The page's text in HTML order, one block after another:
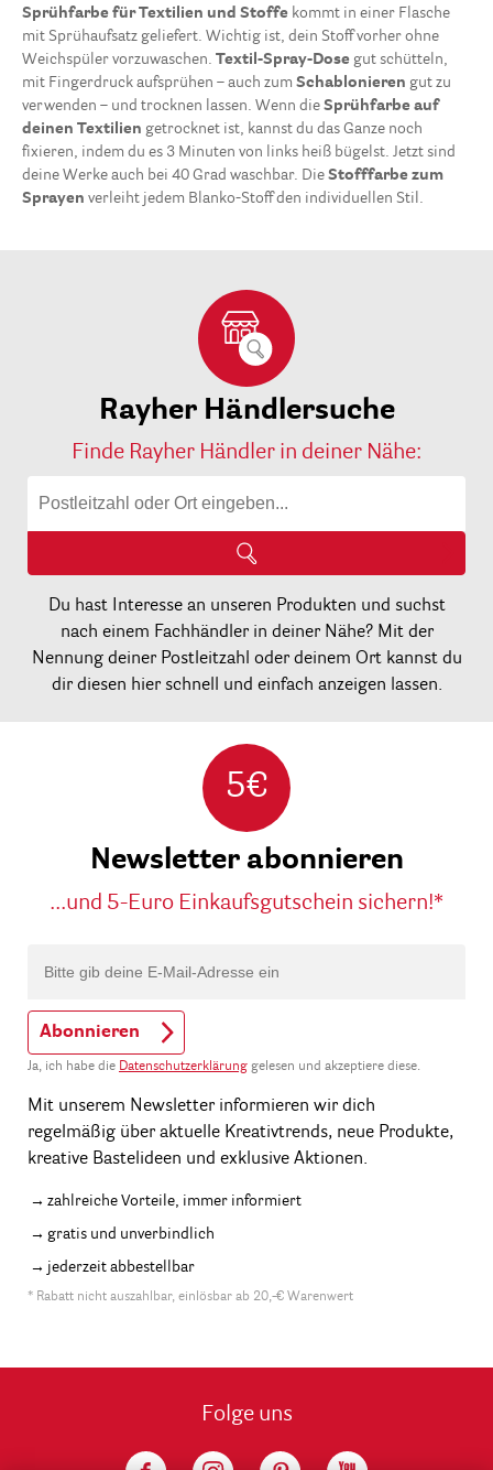
Sprühfarbe für Textilien und Stoffe kommt in einer Flasche
mit Sprühaufsatz geliefert. Wichtig ist, dein Stoff vorher ohne
Weichspüler vorzuwaschen. Textil-Spray-Dose gut schütteln,
mit Fingerdruck aufsprühen – auch zum Schablonieren gut zu
verwenden – und trocknen lassen. Wenn die Sprühfarbe auf
deinen Textilien getrocknet ist, kannst du das Ganze noch
fixieren, indem du es 3 Minuten von links heiß bügelst. Jetzt sind
deine Werke auch bei 40 Grad waschbar. Die Stofffarbe zum
Sprayen verleiht jedem Blanko-Stoff den individuellen Stil.
Rayher Händlersuche
Finde Rayher Händler in deiner Nähe:
Du hast Interesse an unseren Produkten und suchst
nach einem Fachhändler in deiner Nähe? Mit der
Nennung deiner Postleitzahl oder deinem Ort kannst du
dir diesen hier schnell und einfach anzeigen lassen.
5€
Newsletter abonnieren
...und 5-Euro Einkaufsgutschein sichern!*
Abonnieren
Ja, ich habe die Datenschutzerklärung gelesen und akzeptiere diese.
Mit unserem Newsletter informieren wir dich
regelmäßig über aktuelle Kreativtrends, neue Produkte,
kreative Bastelideen und exklusive Aktionen.
zahlreiche Vorteile, immer informiert
gratis und unverbindlich
jederzeit abbestellbar
* Rabatt nicht auszahlbar, einlösbar ab 20,-€ Warenwert
Folge uns